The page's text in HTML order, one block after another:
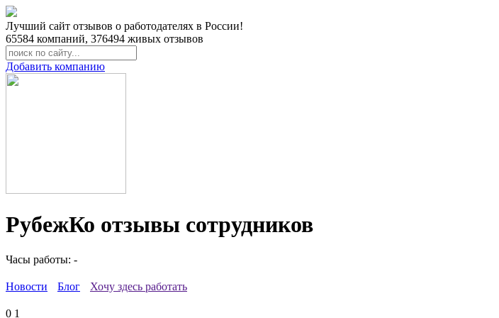
Лучший сайт отзывов о работодателях в России!
65584 компаний, 376494 живых отзывов
Добавить компанию
РубежКо отзывы сотрудников
Часы работы: -
Новости Блог Хочу здесь работать
0 1